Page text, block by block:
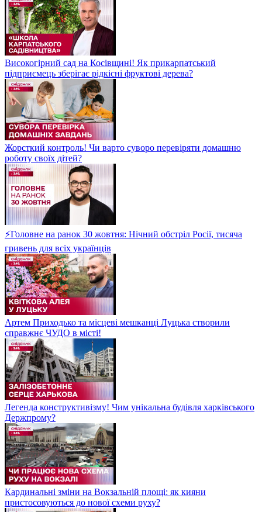
Високогірний сад на Косівщині! Як прикарпатський
підприємець зберігає рідкісні фруктові дерева?
Жорсткий контроль! Чи варто суворо перевіряти домашню
роботу своїх дітей?
⚡Головне на ранок 30 жовтня: Нічний обстріл Росії, тисяча
гривень для всіх українців
Артем Приходько та місцеві мешканці Луцька створили
справжнє ЧУДО в місті!
Легенда конструктивізму! Чим унікальна будівля харківського
Держпрому?
Кардинальні зміни на Вокзальній площі: як кияни
пристосовуються до нової схеми руху?